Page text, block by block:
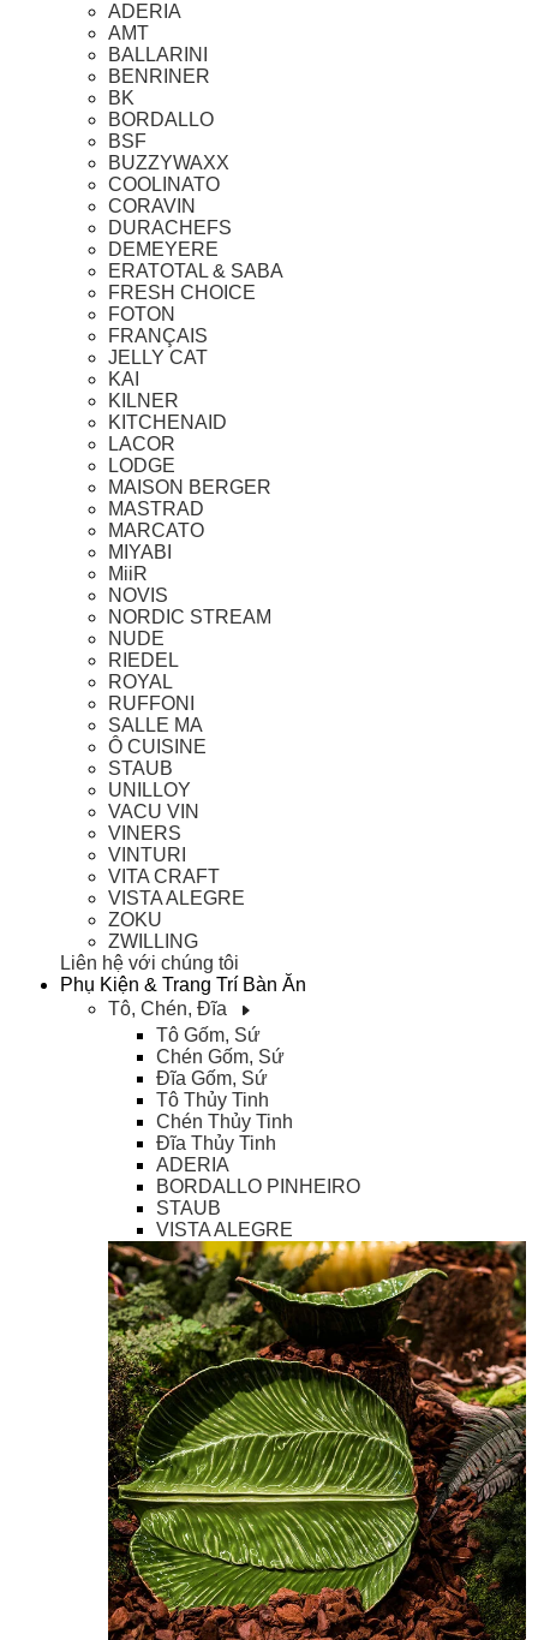
ADERIA
AMT
BALLARINI
BENRINER
BK
BORDALLO
BSF
BUZZYWAXX
COOLINATO
CORAVIN
DURACHEFS
DEMEYERE
ERATOTAL & SABA
FRESH CHOICE
FOTON
FRANÇAIS
JELLY CAT
KAI
KILNER
KITCHENAID
LACOR
LODGE
MAISON BERGER
MASTRAD
MARCATO
MIYABI
MiiR
NOVIS
NORDIC STREAM
NUDE
RIEDEL
ROYAL
RUFFONI
SALLE MA
Ô CUISINE
STAUB
UNILLOY
VACU VIN
VINERS
VINTURI
VITA CRAFT
VISTA ALEGRE
ZOKU
ZWILLING
Liên hệ với chúng tôi
Phụ Kiện & Trang Trí Bàn Ăn
Tô, Chén, Đĩa
Tô Gốm, Sứ
Chén Gốm, Sứ
Đĩa Gốm, Sứ
Tô Thủy Tinh
Chén Thủy Tinh
Đĩa Thủy Tinh
ADERIA
BORDALLO PINHEIRO
STAUB
VISTA ALEGRE